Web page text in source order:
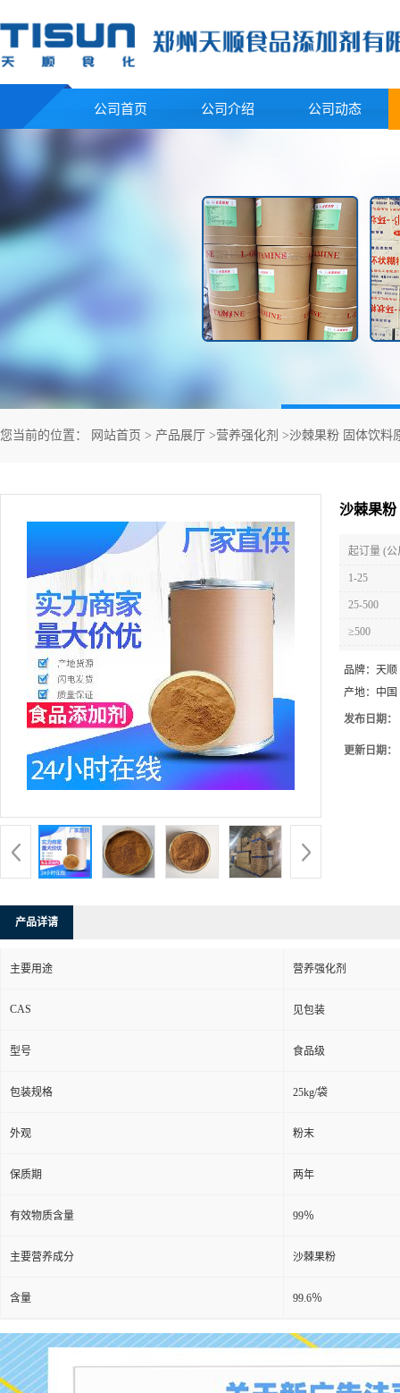
公司首页 公司介绍 公司动态
您当前的位置： 网站首页 > 产品展厅 >营养强化剂 >沙棘果粉 固体饮料
沙棘果粉
起订量 (公
1-25
25-500
≥500
品牌： 天顺
产地： 中国
发布日期：
更新日期：
产品详请
主要用途 营养强化剂
CAS 见包装
型号 食品级
包装规格 25kg/袋
外观 粉末
保质期 两年
有效物质含量 99％
主要营养成分 沙棘果粉
含量 99.6％